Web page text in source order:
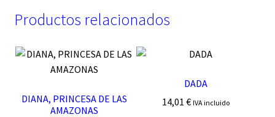
Productos relacionados
DIANA, PRINCESA DE LAS
AMAZONAS
DADA
14,01 € IVA incluido